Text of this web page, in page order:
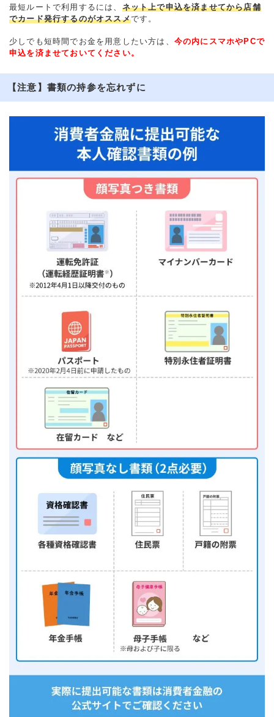
最短ルートで利用するには、 ネット上で申込を済ませてから店舗
でカード発行するのがオススメです。
少しでも短時間でお金を用意したい方は、 今の内にスマホやPCで
申込を済ませておいてください。
【注意】書類の持参を忘れずに